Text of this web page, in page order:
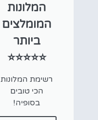
המלונות
המומלצים
ביותר
⭐⭐⭐⭐⭐
רשימת המלונות
הכי טובים
בסופיה!